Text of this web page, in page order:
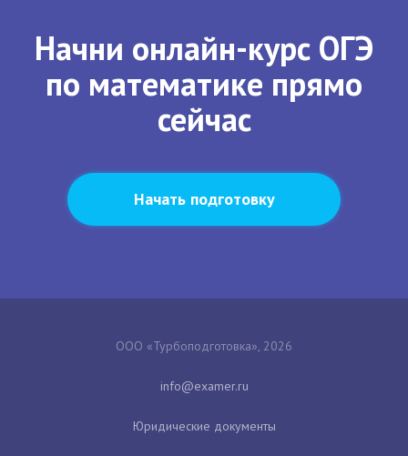
Начни онлайн-курс ОГЭ
по математике прямо
сейчас
Начать подготовку
ООО «Турбоподготовка», 2026
Юридические документы